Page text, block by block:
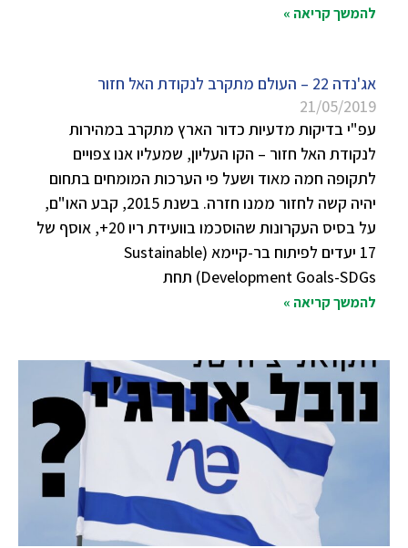
להמשך קריאה »
אג'נדה 22 – העולם מתקרב לנקודת האל חזור
21/05/2019
עפ"י בדיקות מדעיות כדור הארץ מתקרב במהירות
לנקודת האל חזור – הקו העליון, שמעליו אנו צפויים
לתקופה חמה מאוד ושעל פי הערכות המומחים בתחום
יהיה קשה לחזור ממנו חזרה. בשנת 2015, קבע האו"ם,
על בסיס העקרונות שהוסכמו בוועידת ריו 20+, אוסף של
17 יעדים לפיתוח בר-קיימא (Sustainable
Development Goals-SDGs) תחת
להמשך קריאה »